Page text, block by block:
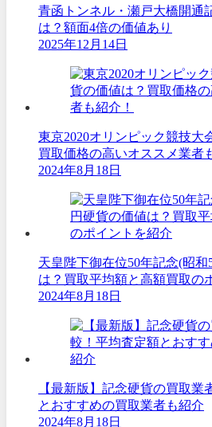
青函トンネル・瀬戸大橋開通
は？額面4倍の価値あり
2025年12月14日
東京2020オリンピック競技大
買取価格の高いオススメ業者
2024年8月18日
天皇陛下御在位50年記念(昭和
は？買取平均額と高額買取の
2024年8月18日
【最新版】記念硬貨の買取
とおすすめの買取業者も紹介
2024年8月18日